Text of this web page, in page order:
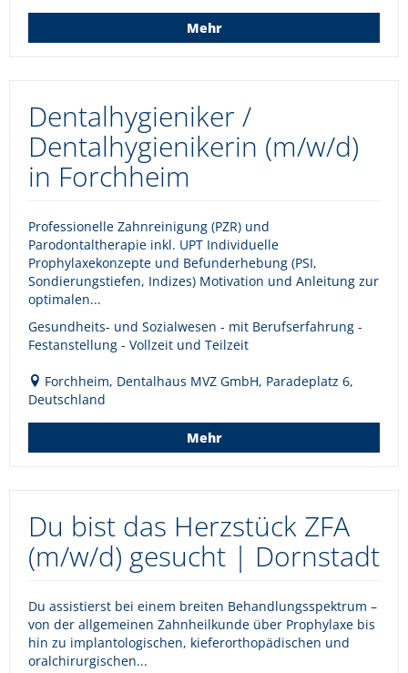
Mehr
Dentalhygieniker /
Dentalhygienikerin (m/w/d)
in Forchheim
Professionelle Zahnreinigung (PZR) und
Parodontaltherapie inkl. UPT Individuelle
Prophylaxekonzepte und Befunderhebung (PSI,
Sondierungstiefen, Indizes) Motivation und Anleitung zur
optimalen...
Gesundheits- und Sozialwesen - mit Berufserfahrung -
Festanstellung - Vollzeit und Teilzeit
Forchheim, Dentalhaus MVZ GmbH, Paradeplatz 6,
Deutschland
Mehr
Du bist das Herzstück ZFA
(m/w/d) gesucht | Dornstadt
Du assistierst bei einem breiten Behandlungsspektrum –
von der allgemeinen Zahnheilkunde über Prophylaxe bis
hin zu implantologischen, kieferorthopädischen und
oralchirurgischen...